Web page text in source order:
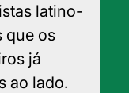
latino-
que os
já
ao lado.